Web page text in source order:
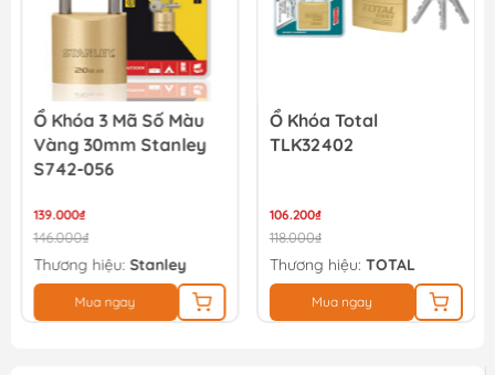
Ổ Khóa 3 Mã Số Màu
Vàng 30mm Stanley
S742-056
139.000₫
146.000₫
Thương hiệu: Stanley
Mua ngay
Ổ Khóa Total
TLK32402
106.200₫
118.000₫
Thương hiệu: TOTAL
Mua ngay